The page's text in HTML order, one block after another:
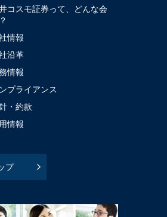
コスモ証券って、どんな会
情報
沿革
情報
プライアンス
・約款
情報
プ